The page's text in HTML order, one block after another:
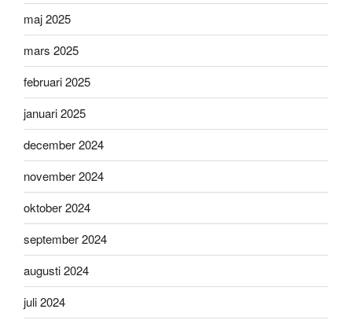
maj 2025
mars 2025
februari 2025
januari 2025
december 2024
november 2024
oktober 2024
september 2024
augusti 2024
juli 2024